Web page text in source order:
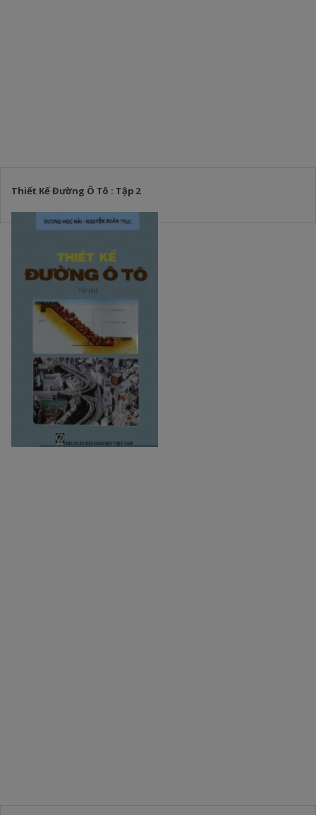
Thiết Kế Đường Ô Tô : Tập 2